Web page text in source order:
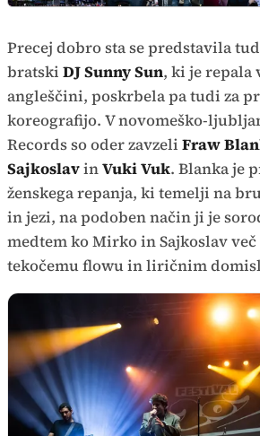
Precej dobro sta se predstavila
bratski DJ Sunny Sun, ki je
angleščini, poskrbela pa tudi za
koreografijo. V novomeško-
Records so oder zavzeli Fraw
SajkoslavinVuki Vuk. Blanka je
ženskega repanja, ki temelji na
in jezi, na podoben način ji je
medtem ko Mirko in Sajkoslav
tekočemu flowu in liričnim